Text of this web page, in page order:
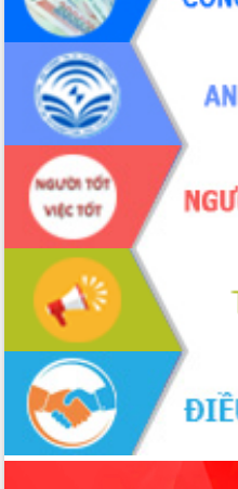
Đẩy mạnh cải cách hành chính, quyết
tâm đạt được mục tiêu tăng trưởng
hai con số trong năm 2026
Tổ chức trang trọng Lễ hội Đền thờ
Lương Văn Chánh năm 2026
Phó Bí thư Tỉnh ủy Đắk Lắk Đỗ Hữu
Huy giữ chức Bí thư Đảng ủy Ủy Ban
Nhân dân tỉnh
Bệnh án điện tử thúc đẩy chuyển đổi
số y tế tại Đắk Lắk
Chuyển đổi số thư viện: Mở rộng
không gian tri thức trong thời đại số
Đánh giá, rút kinh nghiệm công tác tổ
chức diễn tập trước ngày bầu cử
Chương trình “Gặp gỡ hữu nghị –
Friendship Meeting New Year 2026”
Bầu cử Quốc hội và HĐND: Cử tri Đắk
Lắk gửi gắm niềm tin, kỳ vọng vào lá
phiếu
Đắk Lắk sẵn sàng các điều kiện cho